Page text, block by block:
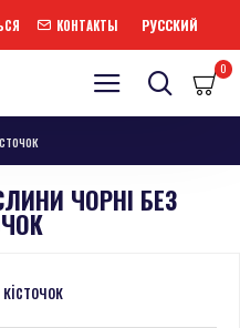
КОНТАКТЫ РУССКИЙ
0
ЧОРНІ БЕЗ